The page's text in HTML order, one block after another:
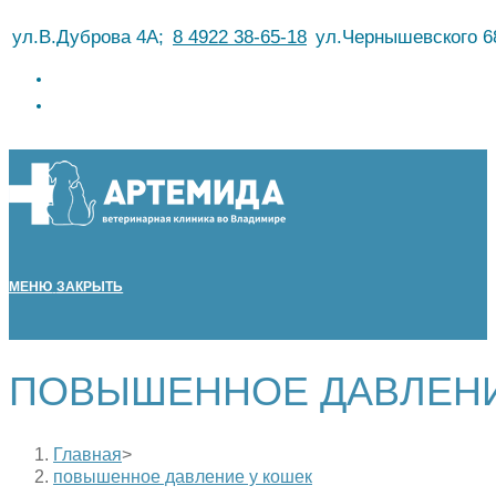
кул.В.Дуброва 4А; 8 4922 38-65-18 ул.Чернышевского
МЕНЮ ЗАКРЫТЬ
ПОВЫШЕННОЕ
Главная>
повышенное давление у кошек